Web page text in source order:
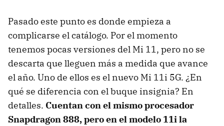
Pasado este punto es donde empieza a
complicarse el catálogo. Por el momento
tenemos pocas versiones del Mi 11, pero no se
descarta que lleguen más a medida que avance
el año. Uno de ellos es el nuevo Mi 11i 5G. ¿En
qué se diferencia con el buque insignia? En
detalles. Cuentan con el mismo procesador
Snapdragon 888, pero en el modelo 11i la